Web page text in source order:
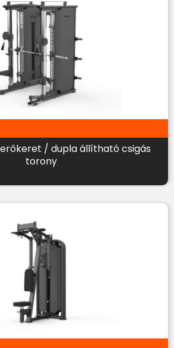
erőkeret / dupla állítható csigás
torony